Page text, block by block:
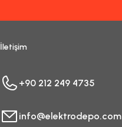
İletişim
+90 212 249 4735
info@elektrodepo.com